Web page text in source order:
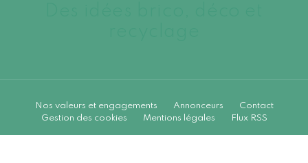
Nos valeurs et engagements Annonceurs
Contact
Gestion des cookies
Mentions légales Flux RSS